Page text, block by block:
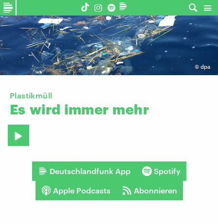
© dpa
Plastikmüll
Es wird immer mehr
Deutschlandfunk App Spotify
Apple Podcasts Abonnieren